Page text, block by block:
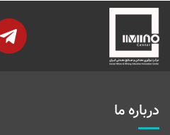
درباره ما